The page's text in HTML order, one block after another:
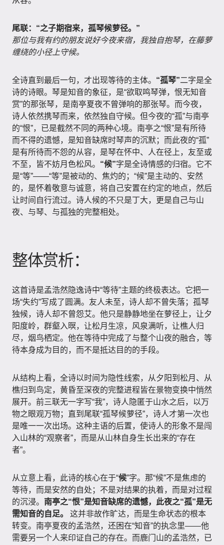
尾联：“之子期宿来，孤琴候萝径。”
那位与我有约的朋友说好今夜来宿，我独自抱琴，在藤萝
缠绕的小径上守候。
全诗直到最后一句，才出现等待的主体。 “孤琴”二字是全
诗的诗眼。琴是知音的象征，是“欲取鸣琴弹，恨无知音
赏”的那张琴，是南亭夏夜不曾弹响的那张琴。而今夜，
诗人依然携琴而来，依然独自守候。但今夜的“孤”与南亭
的“恨”，已是截然不同的两种心境。南亭之“恨”是有所待
而不得的遗憾，是知音缺席时琴声的沉默；而此夜的“孤”
是有所待而不怨的从容，是琴在怀中、人在径上，友至或
不至，皆不妨月色松风。 “候”字是全诗情感的归宿。它不
是“等”——“等”是被动的、焦灼的；“候”是主动的、安然
的，是怀着敬意与诚意，将自己安置在约定的地点，然后
让时间自行流过。诗人候的不只是丁大，更是自己与山
夜、与琴、与孤独的完整相处。
整体赏析：
这首诗是孟浩然隐逸诗中“等待”主题的终极表达。它把一
场“失约”写成了圆满。友人未至，诗人却不曾失落；孤琴
独候，诗人却不曾怨艾。他只是静静地坐在萝径上，让夕
阳度岭，群壑入暝，让松月生凉，风泉满听，让樵人归
尽，烟鸟栖定。他在等待中完成了与整个山夜的融合，等
待本身成为目的，而不是抵达目的的手段。
从结构上看，全诗以时间为隐性线索，从夕阳到松月、从
樵归到鸟定，黄昏至深夜的完整进程皆在景物变换中悄然
展开。前三联无一字写“我”，诗人隐匿于山水之后，以万
物之眼观万物；直到尾联“孤琴候萝径”，诗人才第一次也
是唯一一次出场。这种主语的后置，使诗人的形象不是闯
入山林的“观察者”，而是从山林自身生长出来的“存在
者”。
从立意上看，此诗的核心在于“候”字。那“候”不是焦虑的
等待，而是安然的自处；不是对结果的执着，而是对过程
的沉浸。 南亭之“恨”是知音缺席的遗憾，此夜之“孤”是无
需知音的自足。
这并非故作旷达，而是生命状态的根本
转变。南亭夏夜的孟浩然，还困在“知音”的执念里——他
需要另一个人来印证自己的存在。而鹿门山的孟浩然，已